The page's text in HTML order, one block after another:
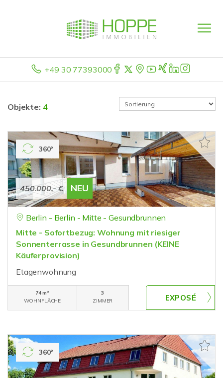
+49 30 77393000
Objekte: 4
450.000,- € NEU
360°
Berlin - Berlin - Mitte - Gesundbrunnen
Mitte - Sofortbezug: Wohnung mit riesiger
Sonnenterrasse in Gesundbrunnen (KEINE
Käuferprovision)
Etagenwohnung
74 m²
WOHNFLÄCHE
3
ZIMMER
360°